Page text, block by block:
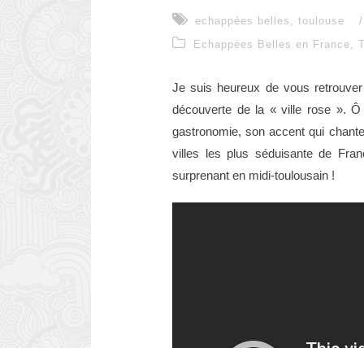
echappées belles , toulouse
/
Echappées Belles en France,
Je suis heureux de vous
découverte de la « ville rose ».
gastronomie, son accent qui
villes les plus séduisante de
surprenant en midi-toulousain !